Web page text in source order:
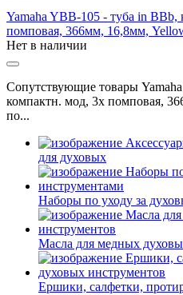
Yamaha YBB-105 - туба in BBb,
помповая, 366мм, 16,8мм,
Нет в наличии
Сопутствующие товары
компактн. мод, 3х помповая,
по...
для духовых
Наборы по уходу за
Масла для медных
Ершики, салфетки,